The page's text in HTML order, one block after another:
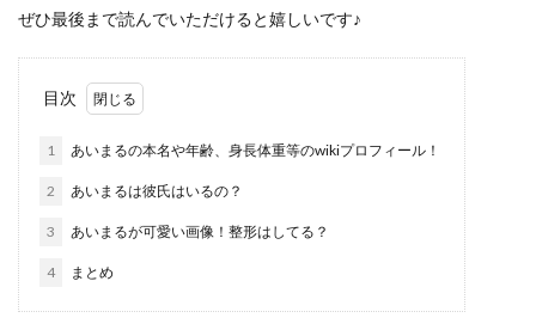
ぜひ最後まで読んでいただけると嬉しいです♪
目次
1 あいまるの本名や年齢、身長体重等のwikiプロフィール！
2 あいまるは彼氏はいるの？
3 あいまるが可愛い画像！整形はしてる？
4 まとめ